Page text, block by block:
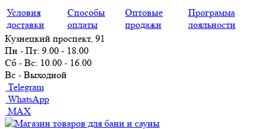
Условия
доставки
Способы
оплаты
Оптовые
продажи
Программа
лояльности
Кузнецкий проспект, 91
Пн - Пт: 9.00 - 18.00
Сб - Вс: 10.00 - 16.00
Вс - Выходной
Telegram
WhatsApp
MAX